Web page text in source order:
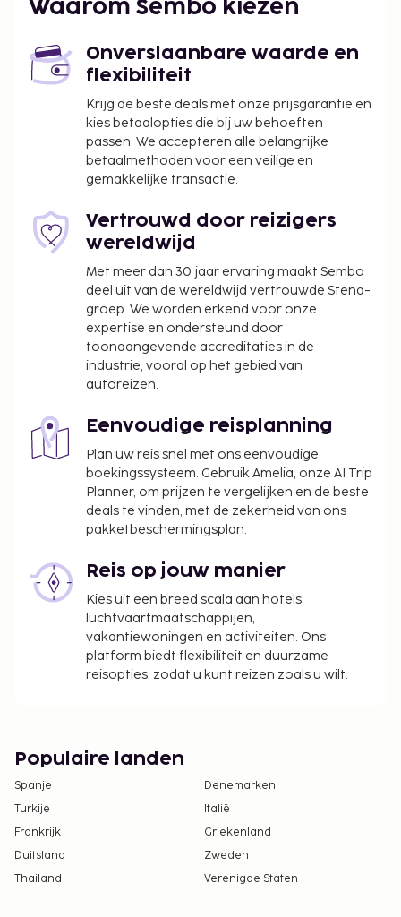
Waarom Sembo kiezen
Onverslaanbare waarde en
flexibiliteit
Krijg de beste deals met onze prijsgarantie en
kies betaalopties die bij uw behoeften
passen. We accepteren alle belangrijke
betaalmethoden voor een veilige en
gemakkelijke transactie.
Vertrouwd door reizigers
wereldwijd
Met meer dan 30 jaar ervaring maakt Sembo
deel uit van de wereldwijd vertrouwde Stena-
groep. We worden erkend voor onze
expertise en ondersteund door
toonaangevende accreditaties in de
industrie, vooral op het gebied van
autoreizen.
Eenvoudige reisplanning
Plan uw reis snel met ons eenvoudige
boekingssysteem. Gebruik Amelia, onze AI Trip
Planner, om prijzen te vergelijken en de beste
deals te vinden, met de zekerheid van ons
pakketbeschermingsplan.
Reis op jouw manier
Kies uit een breed scala aan hotels,
luchtvaartmaatschappijen,
vakantiewoningen en activiteiten. Ons
platform biedt flexibiliteit en duurzame
reisopties, zodat u kunt reizen zoals u wilt.
Populaire landen
Spanje
Denemarken
Turkije
Italië
Frankrijk
Griekenland
Duitsland
Zweden
Thailand
Verenigde Staten